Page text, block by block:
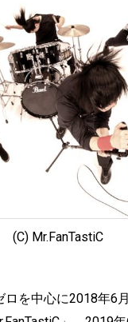
(C) Mr.FanTastiC
ロを中心に2018年6